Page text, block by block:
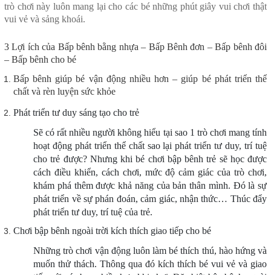
trò chơi này luôn mang lại cho các bé những phút giây vui chơi thật
vui vẻ và sảng khoái.
3 Lợi ích của Bấp bênh bằng nhựa – Bấp Bênh đơn – Bấp bênh đôi
– Bấp bênh cho bé
Bấp bênh giúp bé vận động nhiều hơn – giúp bé phát triển thể
chất và rèn luyện sức khỏe
Phát triển tư duy sáng tạo cho trẻ
Sẽ có rất nhiều người không hiểu tại sao 1 trò chơi mang tính
hoạt động phát triển thể chất sao lại phát triển tư duy, trí tuệ
cho trẻ được? Nhưng khi bé chơi bập bênh trẻ sẽ học được
cách điều khiển, cách chơi, mức độ cảm giác của trò chơi,
khám phá thêm được khả năng của bản thân mình. Đó là sự
phát triển về sự phán đoán, cảm giác, nhận thức… Thúc đẩy
phát triển tư duy, trí tuệ của trẻ.
Chơi bập bênh ngoài trời kích thích giao tiếp cho bé
Những trò chơi vận động luôn làm bé thích thú, hào hứng và
muốn thử thách. Thông qua đó kích thích bé vui vẻ và giao